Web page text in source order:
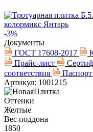
-3%
Документы
ГОСТ 17608-2017
Прайс-лист
соответствия
Паспорт
Артикул: 1001215
Оттенки
Желтые
Вес поддона
1850